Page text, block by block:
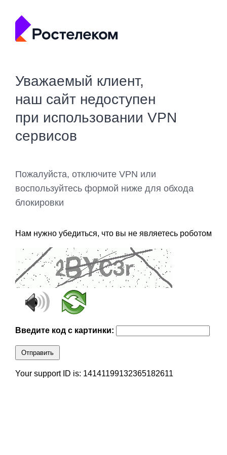
Уважаемый клиент,
наш сайт недоступен
при использовании VPN
сервисов
Пожалуйста, отключите VPN или
воспользуйтесь формой ниже для обхода
блокировки
Нам нужно убедиться, что вы не являетесь роботом
Введите код с картинки:
Отправить
Your support ID is: 14141199132365182611